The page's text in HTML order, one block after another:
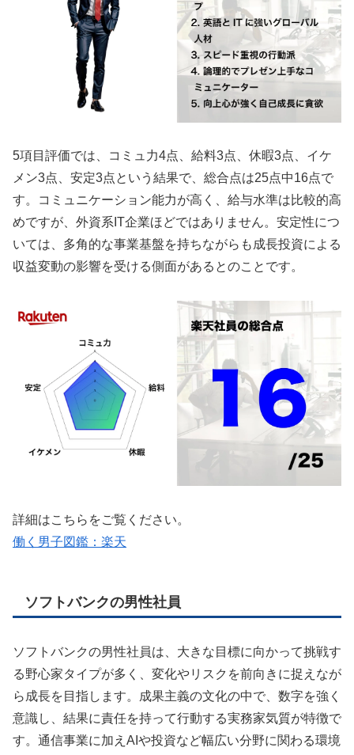
5項目評価では、コミュ力4点、給料3点、休暇3点、イケ
メン3点、安定3点という結果で、総合点は25点中16点で
す。コミュニケーション能力が高く、給与水準は比較的高
めですが、外資系IT企業ほどではありません。安定性につ
いては、多角的な事業基盤を持ちながらも成長投資による
収益変動の影響を受ける側面があるとのことです。
詳細はこちらをご覧ください。
働く男子図鑑：楽天
ソフトバンクの男性社員
ソフトバンクの男性社員は、大きな目標に向かって挑戦す
る野心家タイプが多く、変化やリスクを前向きに捉えなが
ら成長を目指します。成果主義の文化の中で、数字を強く
意識し、結果に責任を持って行動する実務家気質が特徴で
す。通信事業に加えAIや投資など幅広い分野に関わる環境